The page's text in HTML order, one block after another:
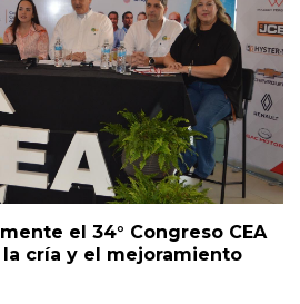
el 34° Congreso CEA
cría y el mejoramiento